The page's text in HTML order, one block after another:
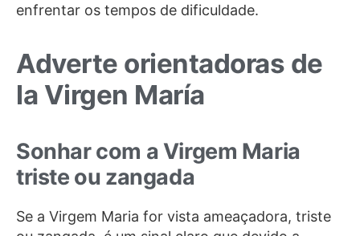
enfrentar os tempos de dificuldade.
Adverte orientadoras de
la Virgen María
Sonhar com a Virgem Maria
triste ou zangada
Se a Virgem Maria for vista ameaçadora, triste